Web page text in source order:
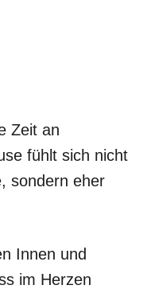
Zeit an
fühlt sich nicht
sondern eher
Innen und
im Herzen